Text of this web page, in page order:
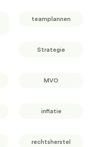
teamplannen
Strategie
MVO
inflatie
rechtsherstel